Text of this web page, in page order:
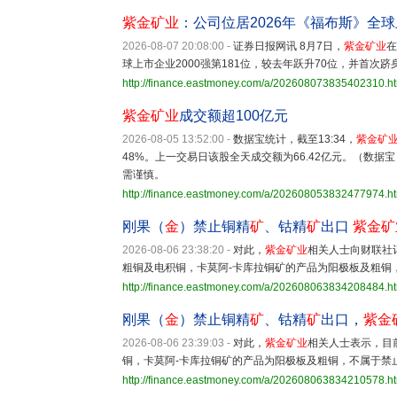
紫金矿业 ：公司位居2026年《福布斯》全
2026-08-07 20:08:00 - 证券日报网讯 8月7日， 紫金矿业
球上市企业2000强第181位，较去年跃升70位，并首次跻
http://finance.eastmoney.com/a/
紫金矿业成交额超100亿元
2026-08-05 13:52:00 - 数据宝统计，截至13:34， 紫金矿
48%。上一交易日该股全天成交额为66.42亿元。（数
需谨慎。
http://finance.eastmoney.com/a/
刚果（金）禁止铜精矿 、钴精矿出口 紫金
2026-08-06 23:38:20 - 对此， 紫金矿业相关人士向财联社
粗铜及电积铜，卡莫阿-卡库拉铜矿的产品为阳极板及粗铜
http://finance.eastmoney.com/a/
刚果（金）禁止铜精矿 、钴精矿出口， 紫金
2026-08-06 23:39:03 - 对此， 紫金矿业相关人士表示，目
铜，卡莫阿-卡库拉铜矿的产品为阳极板及粗铜，不属于
http://finance.eastmoney.com/a/